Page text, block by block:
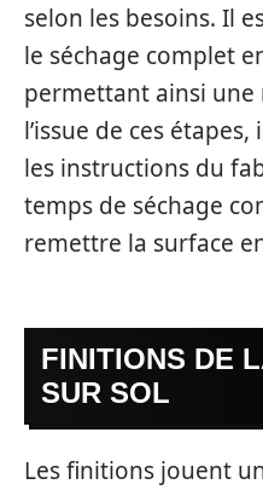
selon les besoins. Il
le séchage complet
permettant ainsi une
l’issue de ces
les instructions du
temps de séchage
remettre la surface
FINITIONS DE
SUR SOL
Les finitions jouent